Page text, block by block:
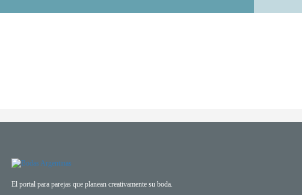
El portal para parejas que planean creativamente su boda.